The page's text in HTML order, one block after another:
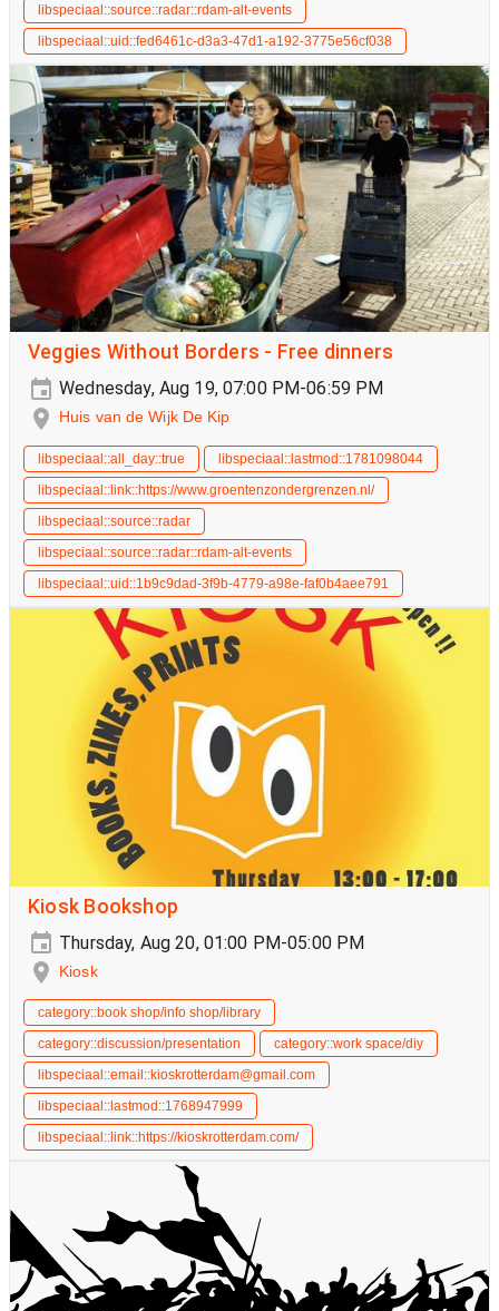
libspeciaal::source::radar::rdam-alt-events
libspeciaal::uid::fed6461c-d3a3-47d1-a192-3775e56cf038
Veggies Without Borders - Free dinners
Wednesday, Aug 19, 07:00 PM-06:59 PM
Huis van de Wijk De Kip
libspeciaal::all_day::true
libspeciaal::lastmod::1781098044
libspeciaal::link::https://www.groentenzondergrenzen.nl/
libspeciaal::source::radar
libspeciaal::source::radar::rdam-alt-events
libspeciaal::uid::1b9c9dad-3f9b-4779-a98e-faf0b4aee791
Kiosk Bookshop
Thursday, Aug 20, 01:00 PM-05:00 PM
Kiosk
category::book shop/info shop/library
category::discussion/presentation
category::work space/diy
libspeciaal::email::kioskrotterdam@gmail.com
libspeciaal::lastmod::1768947999
libspeciaal::link::https://kioskrotterdam.com/